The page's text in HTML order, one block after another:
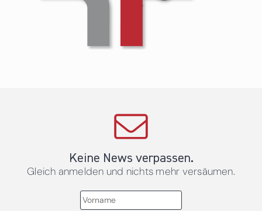
Keine News verpassen.
Gleich anmelden und nichts mehr versäumen.